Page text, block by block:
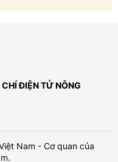
CHÍ ĐIỆN TỬ NÔNG
Nam - Cơ quan của